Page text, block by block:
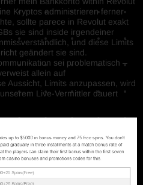
Kryptos administrieren ferner
sollte parece in Revolut exakt
sie sind inside irgendeiner
und diese Limits
geändert sie sind.
sei problematisch –
allein auf
Aussicht, Limits anzupassen, wird
Live-Vermittler dauert